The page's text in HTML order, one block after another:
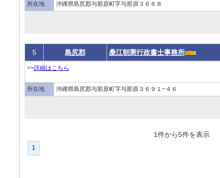
所在地 沖縄県島尻郡与那原町字与那原３６６８
5 島尻郡 桑江朝憲行政書士事務所
>>詳細はこちら
所在地 沖縄県島尻郡与那原町字与那原３６９１−４６
1件から5件を表
1